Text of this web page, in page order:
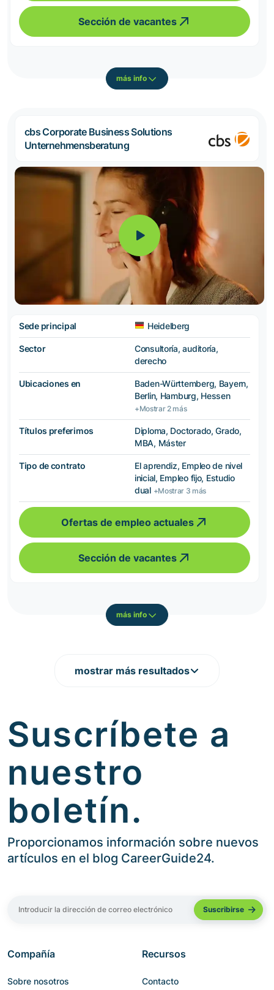
Sección de vacantes
más info
cbs Corporate Business Solutions
Unternehmensberatung
Sede principal Heidelberg
Sector
Consultoría, auditoría,
derecho
Ubicaciones en
Baden-Württemberg, Bayern,
Berlin, Hamburg, Hessen
+Mostrar 2 más
Títulos preferimos
Diploma, Doctorado, Grado,
MBA, Máster
Tipo de contrato
El aprendiz, Empleo de nivel
inicial, Empleo fijo, Estudio
dual +Mostrar 3 más
Ofertas de empleo actuales
Sección de vacantes
más info
mostrar más resultados
Suscríbete a
nuestro
boletín.
Proporcionamos información sobre nuevos
artículos en el blog CareerGuide24.
Compañía
Sobre nosotros
Recursos
Contacto